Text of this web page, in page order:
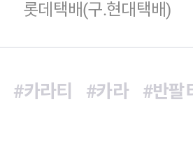
롯데택배(구.현대택배)
#카라티 #카라 #반팔